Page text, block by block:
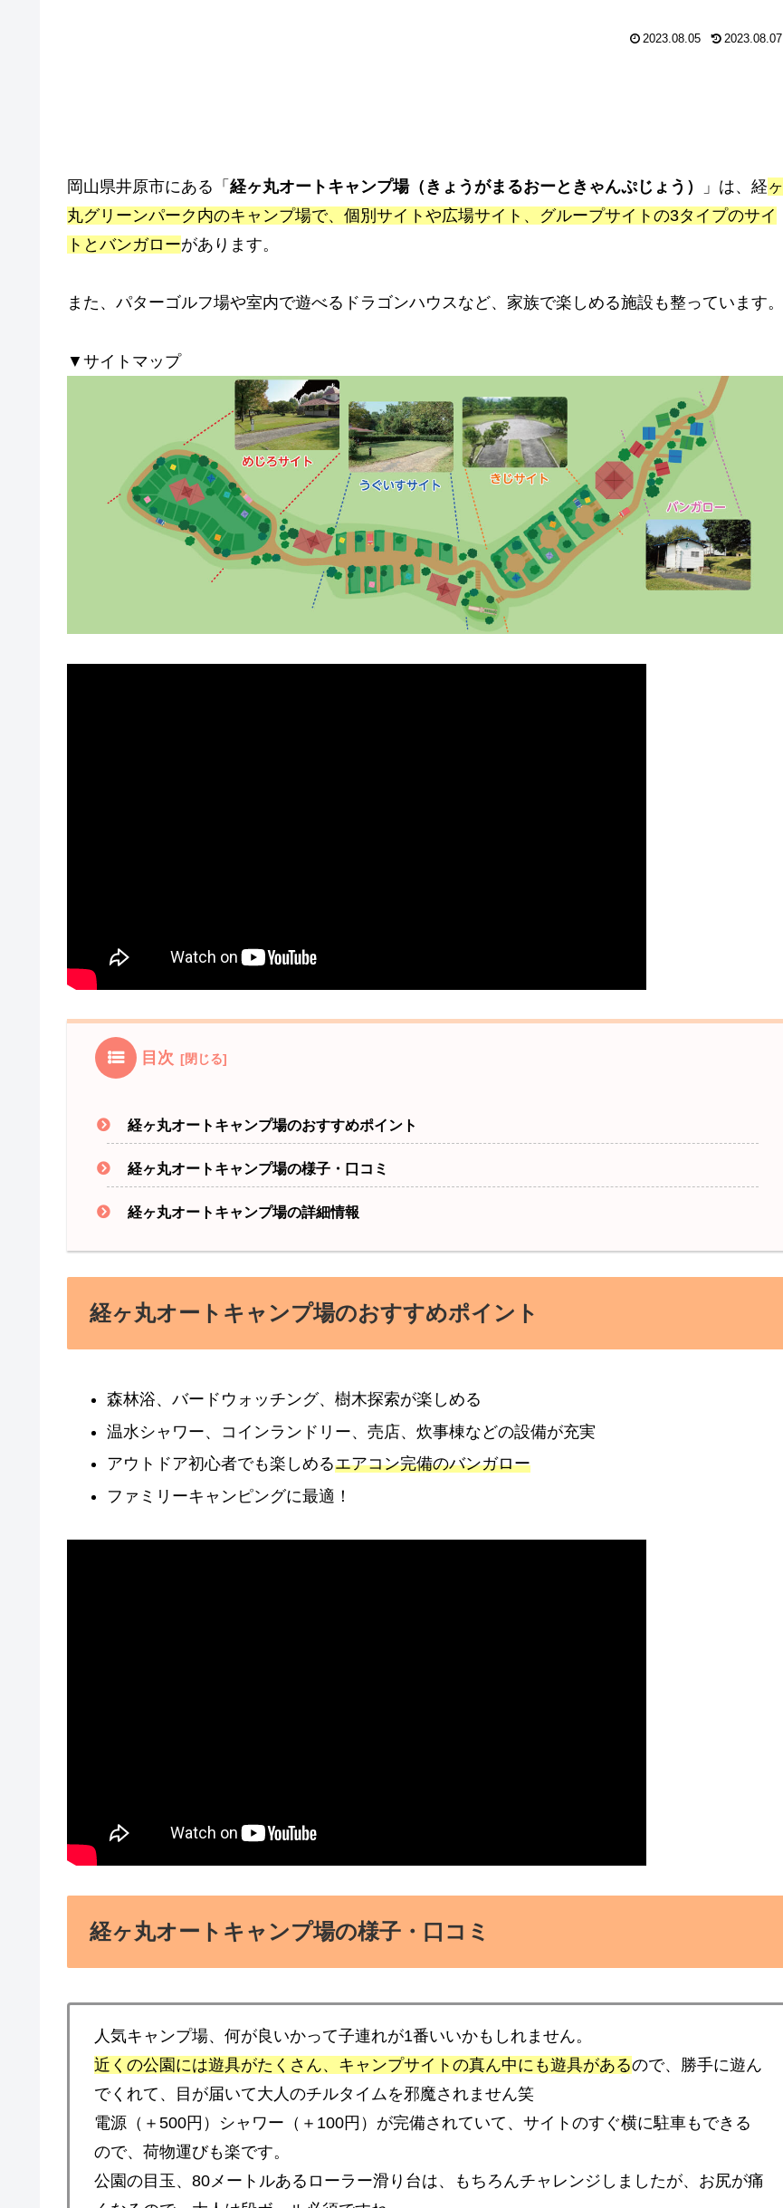
2023.08.05 2023.08.07
岡山県井原市にある「 経ヶ丸オートキャンプ場（きょうがまるおーときゃんぷじょう） 」は、経ヶ
丸グリーンパーク内のキャンプ場で、個別サイトや広場サイト、グループサイトの3タイプのサイ
トとバンガローがあります。
また、パターゴルフ場や室内で遊べるドラゴンハウスなど、家族で楽しめる施設も整っています。
▼サイトマップ
目次
経ヶ丸オートキャンプ場のおすすめポイント
経ヶ丸オートキャンプ場の様子・口コミ
経ヶ丸オートキャンプ場の詳細情報
経ヶ丸オートキャンプ場のおすすめポイント
森林浴、バードウォッチング、樹木探索が楽しめる
温水シャワー、コインランドリー、売店、炊事棟などの設備が充実
アウトドア初心者でも楽しめるエアコン完備のバンガロー
ファミリーキャンピングに最適！
経ヶ丸オートキャンプ場の様子・口コミ
人気キャンプ場、何が良いかって子連れが1番いいかもしれません。
近くの公園には遊具がたくさん、キャンプサイトの真ん中にも遊具があるので、勝手に遊ん
でくれて、目が届いて大人のチルタイムを邪魔されません笑
電源（＋500円）シャワー（＋100円）が完備されていて、サイトのすぐ横に駐車もできる
ので、荷物運びも楽です。
公園の目玉、80メートルあるローラー滑り台は、もちろんチャレンジしましたが、お尻が痛